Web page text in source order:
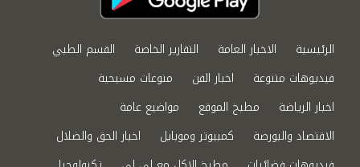
الرئيسية الاخبار العامة التقارير الخاصة
القسم الطبي
فيديوهات متنوعة
اخبار الفن
منوعات مسيحية
اخبار الرياضة
مطبخ الموقع
مواضيع عامة
الاقتصاد والبورصة
كمبيوتر وموبايل
اخبار الحق والضلال